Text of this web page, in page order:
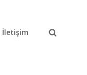
İletişim